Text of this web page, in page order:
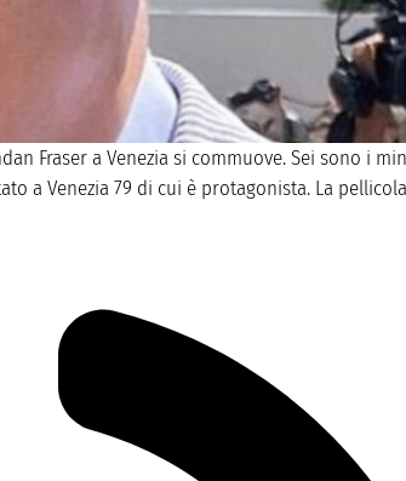
Fraser a Venezia si commuove. Sei sono i
a Venezia 79 di cui è protagonista. La